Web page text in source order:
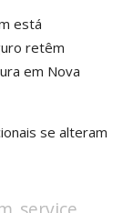
está
retêm
em Nova
se alteram